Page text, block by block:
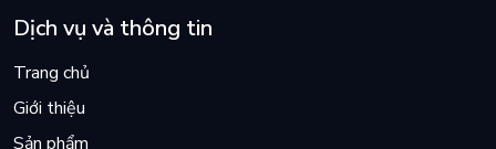
Dịch vụ và thông tin
Trang chủ
Giới thiệu
Sản phẩm